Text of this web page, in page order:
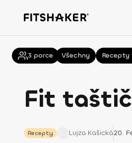
Všechny Recepty
Fit
Recepty Lujza Kašická20.
3 porce